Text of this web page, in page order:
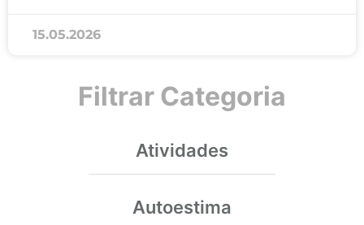
15.05.2026
Filtrar Categoria
Atividades
Autoestima